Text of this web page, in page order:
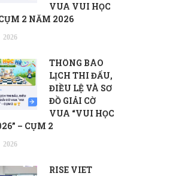
VUA VUI HỌC
2 NĂM 2026
2026
THÔNG BÁO
LỊCH THI ĐẤU,
ĐIỀU LỆ VÀ SƠ
ĐỒ GIẢI CỜ
VUA “VUI HỌC
– CỤM 2
2026
RISE VIET